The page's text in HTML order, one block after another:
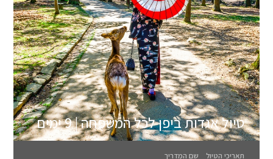
טיול אגדות ביפן לכל המשפחה | 9 ימים
תאריכי הטיול שם המדריך